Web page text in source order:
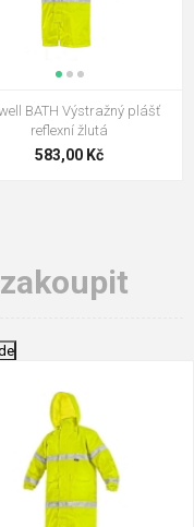
BATH Výstražný plášť
reflexní žlutá
583,00 Kč